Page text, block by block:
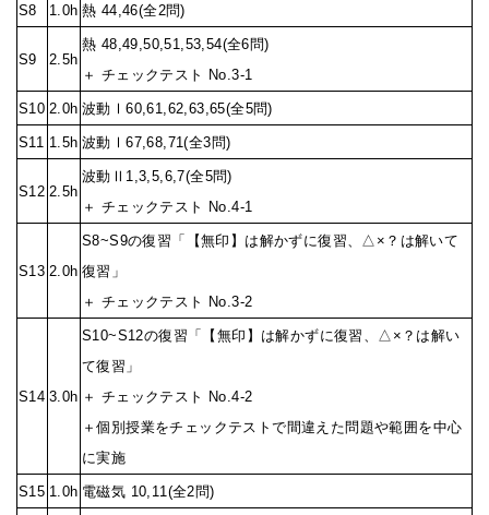
S8 1.0h 熱 44,46(全2問)
S9 2.5h
熱 48,49,50,51,53,54(全6問)
＋ チェックテスト No.3-1
S10 2.0h 波動Ⅰ60,61,62,63,65(全5問)
S11 1.5h 波動Ⅰ67,68,71(全3問)
S12 2.5h
波動Ⅱ1,3,5,6,7(全5問)
＋ チェックテスト No.4-1
S13 2.0h
S8~S9の復習「【無印】は解かずに復習、△×？は解いて
復習」
＋ チェックテスト No.3-2
S14 3.0h
S10~S12の復習「【無印】は解かずに復習、△×？は解い
て復習」
＋ チェックテスト No.4-2
＋個別授業をチェックテストで間違えた問題や範囲を中心
に実施
S15 1.0h 電磁気 10,11(全2問)